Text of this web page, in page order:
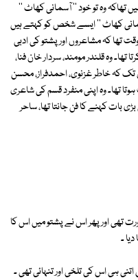
تھاکہ وہ تو خود '' آسمانی کھاٹ ''
کھاٹ '' ایسے شخص کو کہتے ہیں
تھا کہ مشاعروں اور پشتو کی ادبی
تھا۔ وہ قلندر مومند، سردار خان فنا،
تک کہ خاطر غزنوی، احمدفراز، محسن
تھا۔ وہ اپنی منفرد قسم کی شاعری
بات کہنے کا فن جانتا تھا، ساحر
تھی اور پھر اس نے پشتو میں اس کا
۔
ہی اس کی تلخی اور تنہائی تھی ۔